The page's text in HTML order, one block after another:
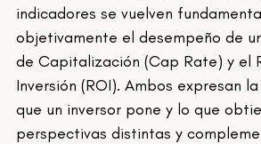
indicadores se vuelven
objetivamente el desempeño de
de Capitalización (Cap Rate) y el
Inversión (ROI). Ambos expresan
que un inversor pone y lo que
perspectivas distintas y